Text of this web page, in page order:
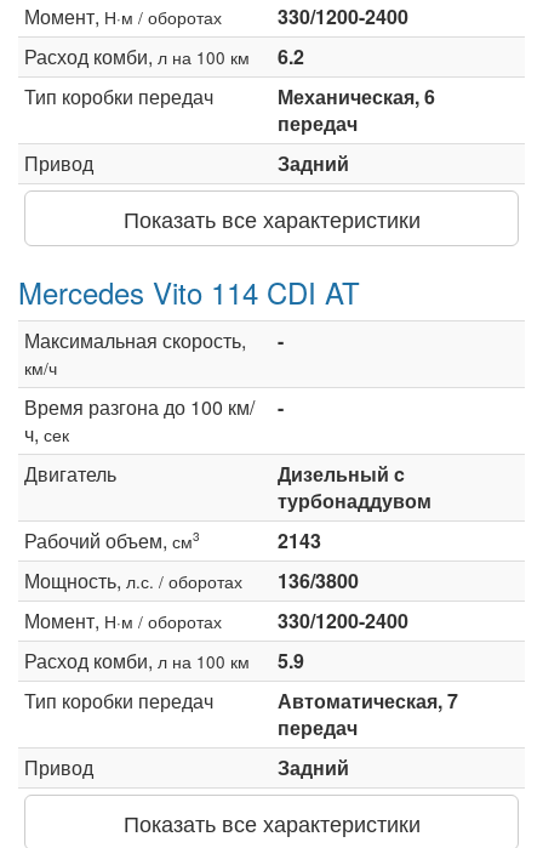
Момент, Н·м / оборотах
330/1200-2400
Расход комби, л на 100 км
6.2
Тип коробки передач
Механическая, 6
передач
Привод
Задний
Показать все характеристики
Mercedes Vito 114 CDI AT
Максимальная скорость,
км/ч
-
Время разгона до 100 км/
ч, сек
-
Двигатель
Дизельный c
турбонаддувом
Рабочий объем, см3
2143
Мощность, л.с. / оборотах
136/3800
Момент, Н·м / оборотах
330/1200-2400
Расход комби, л на 100 км
5.9
Тип коробки передач
Автоматическая, 7
передач
Привод
Задний
Показать все характеристики